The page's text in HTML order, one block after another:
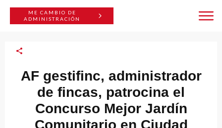
ME CAMBIO DE
ADMINISTRACIÓN
AF gestifinc, administrador
de fincas, patrocina el
Concurso Mejor Jardín
Comunitario en Ciudad